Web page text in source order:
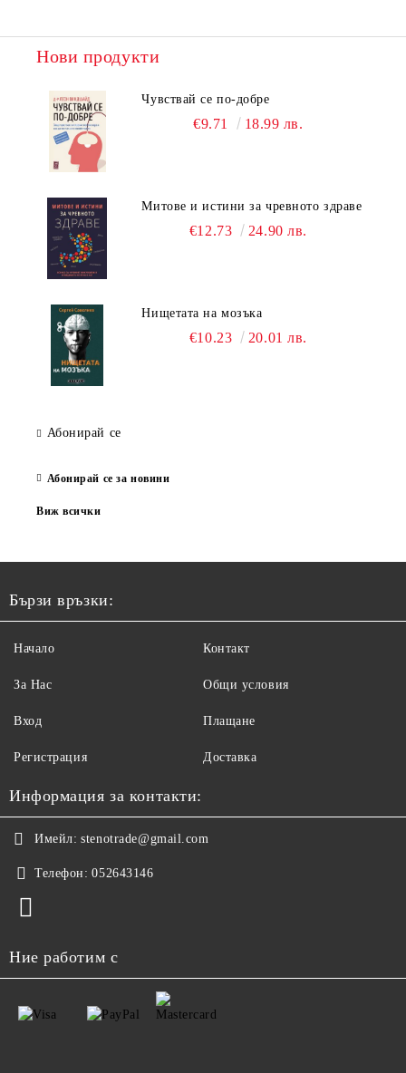
Нови продукти
Чувствай се по-добре
€9.71 18.99 лв.
Митове и истини за чревното здраве
€12.73 24.90 лв.
Нищетата на мозъка
€10.23 20.01 лв.
Абонирай се
Абонирай се за новини
Виж всички
Бързи връзки:
Начало
За Нас
Вход
Регистрация
Контакт
Общи условия
Плащане
Доставка
Информация за контакти:
Имейл: stenotrade@gmail.com
Телефон: 052643146
Ние работим с